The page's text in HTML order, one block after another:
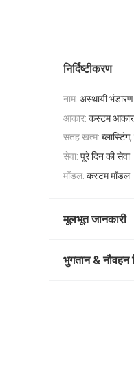
निर्दिष्टीकरण
नाम: अस्थायी
आकार: कस्टम आकार
सतह खत्म:
सेवा: पूरे दिन की सेवा
मॉडल: कस्टम मॉडल
मूलभूत जानकारी
भुगतान & नौवहन